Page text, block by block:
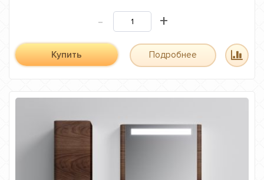
- +
Купить Подробнее